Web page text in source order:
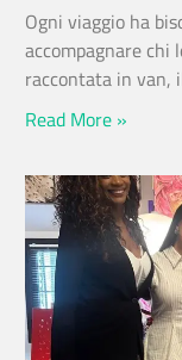
Ogni viaggio ha
accompagnare chi
raccontata in van,
Read More »